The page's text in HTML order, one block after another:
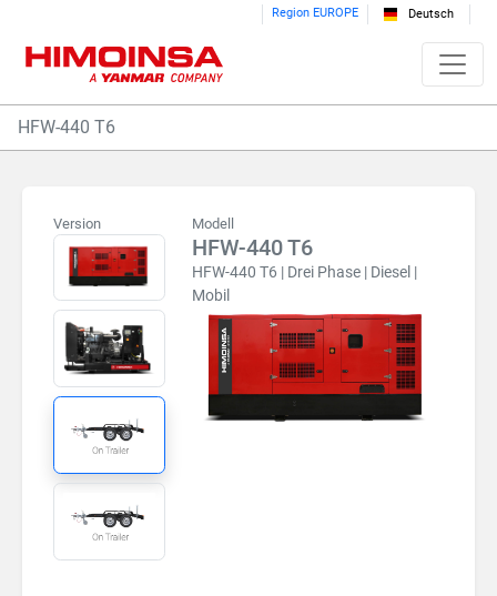
Region EUROPE Deutsch
HFW-440 T6
Version Modell
HFW-440 T6
HFW-440 T6 | Drei Phase | Diesel |
Mobil